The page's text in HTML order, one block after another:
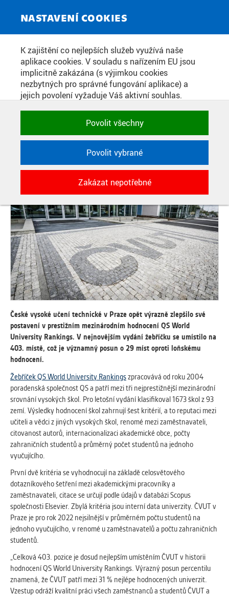
NASTAVENÍ COOKIES
K zajištění co nejlepších služeb využívá naše
aplikace cookies. V souladu s nařízením EU jsou
implicitně zakázána (s výjimkou cookies
nezbytných pro správné fungování aplikace) a
jejich povolení vyžaduje Váš aktivní souhlas.
zakázat, případně vybrat a povolit cookies podle
kategorie. Svoje rozhodnutí můžete samozřejmě
kdykoli změnit.
POTŘEBNÉ
Technické cookies využívané aplikacemi
ČVUT pro uchování jejich nastavení,
vlastností a identifikátorů relace. Jsou
nezbytné pro správné fungování a jsou
vždy aktivní.
ANALYTICKÉ
Slouží pro získávání anonymizovaných
statistických údajů, které nám pomáhají
vylepšovat naše aplikace. Zpravidla jde o
cookies systémů třetích stran, které k
těmto účelům využíváme.
MARKETINGOVÉ
Využívané za účelem zobrazení
správných nabídek a cílení obsahu podle
Vašich preferencí. Zpravidla jde o
cookies systémů třetích stran, které nám
s analýzou uživatelského chování
pomáhají.
OSTATNÍ
Cookies, které aplikace nedokáže zařadit.
Naším cílem je, aby tato kategorie
zůstala prázdná a všechny cookies byly
přiřazeny do některé z kategorií
uvedených výše.
Povolit všechny
Povolit vybrané
Zakázat nepotřebné
ZPRAVODAJSKÝ SERVIS
ČVUT V PRAZE MÁ PRO ROK 2022
VÝRAZNĚ LEPŠÍ SKÓRE, TVRDÍ
PRESTIŽNÍ UNIVERZITNÍ
ŽEBŘÍČEK QS
Datum zveřejnění:9. 6. 2021
České vysoké učení technické v Praze opět výrazně zlepšilo své
postavení v prestižním mezinárodním hodnocení QS World
University Rankings. V nejnovějším vydání žebříčku se umístilo na
403. místě, což je významný posun o 29 míst oproti loňskému
hodnocení.
Žebříček QS World University Rankingszpracovává od roku 2004
poradenská společnost QS a patří mezi tři nejprestižnější mezinárodní
srovnání vysokých škol. Pro letošní vydání klasifikoval 1673 škol z 93
zemí. Výsledky hodnocení škol zahrnují šest kritérií, a to reputaci mezi
učiteli a vědci z jiných vysokých škol, renomé mezi zaměstnavateli,
citovanost autorů, internacionalizaci akademické obce, počty
zahraničních studentů a průměrný počet studentů na jednoho
vyučujícího.
První dvě kritéria se vyhodnocují na základě celosvětového
dotazníkového šetření mezi akademickými pracovníky a
zaměstnavateli, citace se určují podle údajů v databázi Scopus
společnosti Elsevier. Zbylá kritéria jsou interní data univerzity. ČVUT v
Praze je pro rok 2022 nejsilnější v průměrném počtu studentů na
jednoho vyučujícího, v renomé u zaměstnavatelů a počtu zahraničních
studentů.
„Celková 403. pozice je dosud nejlepším umístěním ČVUT v historii
hodnocení QS World University Rankings. Výrazný posun percentilu
znamená, že ČVUT patří mezi 31 % nejlépe hodnocených univerzit.
Vzestup odráží kvalitní práci všech zaměstnanců a studentů ČVUT a